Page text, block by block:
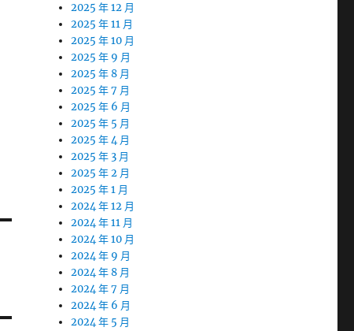
2025 年 12 月
2025 年 11 月
2025 年 10 月
2025 年 9 月
2025 年 8 月
2025 年 7 月
2025 年 6 月
2025 年 5 月
2025 年 4 月
2025 年 3 月
2025 年 2 月
2025 年 1 月
2024 年 12 月
2024 年 11 月
2024 年 10 月
2024 年 9 月
2024 年 8 月
2024 年 7 月
2024 年 6 月
2024 年 5 月